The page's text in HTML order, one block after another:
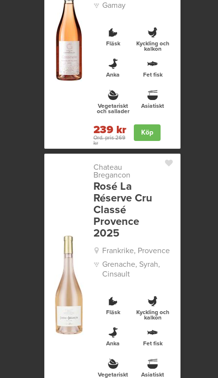
Gamay
Fläsk Kyckling och
kalkon
Anka Fet fisk
Vegetariskt
och sallader
Asiatiskt
239 kr
Ord. pris 269
kr
Köp
Chateau
Bregancon
Rosé La
Réserve Cru
Classé
Provence
2025
Frankrike, Provence
Grenache, Syrah,
Cinsault
Fläsk Kyckling och
kalkon
Anka Fet fisk
Vegetariskt Asiatiskt